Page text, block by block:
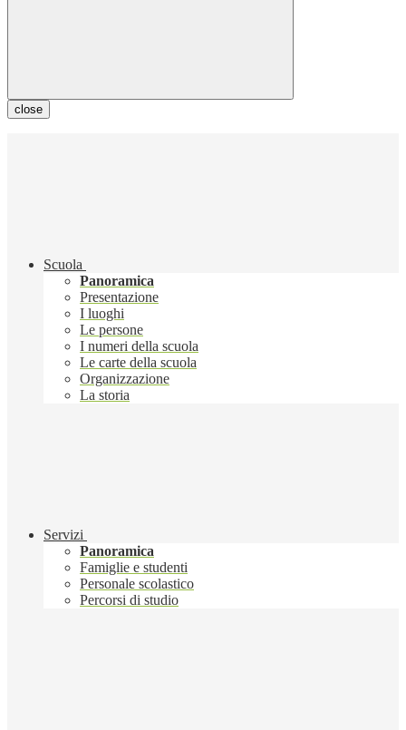
close
Scuola
Panoramica
Presentazione
I luoghi
Le persone
I numeri della scuola
Le carte della scuola
Organizzazione
La storia
Servizi
Panoramica
Famiglie e studenti
Personale scolastico
Percorsi di studio